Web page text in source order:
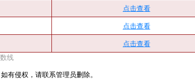
点击查看
点击查看
点击查看
线
有侵权，请联系管理员删除。